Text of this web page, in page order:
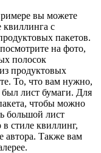
вы можете
квиллинга с
пакетов.
на фото,
полосок
продуктовых
То, что вам нужно,
был лист бумаги. Для
чтобы можно
большой лист
в стиле квиллинг,
автора. Также вам